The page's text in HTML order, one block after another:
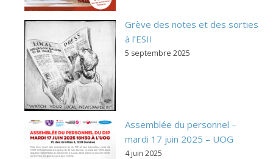
Grève des notes et des sorties
à l’ESII
5 septembre 2025
Assemblée du personnel –
mardi 17 juin 2025 – UOG
4 juin 2025